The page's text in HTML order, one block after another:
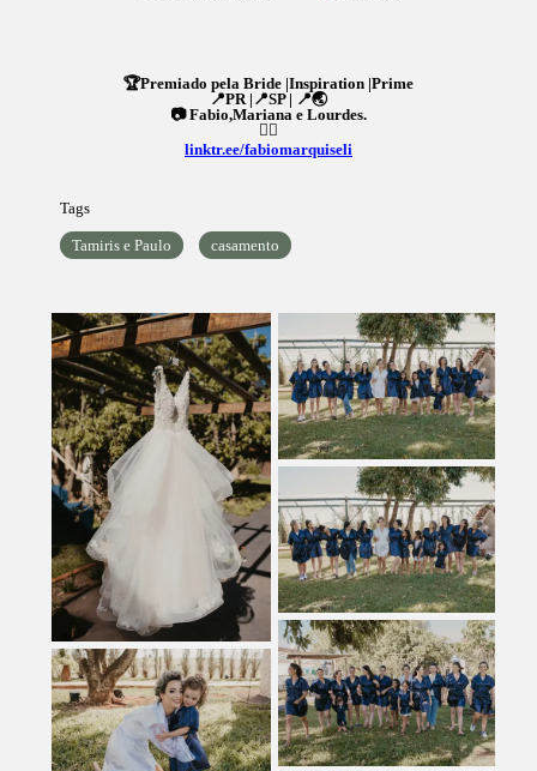
🏆Premiado pela Bride |Inspiration |Prime
📍PR |📍SP | 📍🌏
📷 Fabio,Mariana e Lourdes.
👇🏼
linktr.ee/fabiomarquiseli
Tags
Tamiris e Paulo casamento